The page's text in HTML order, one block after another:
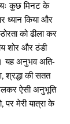
कुछ मिनट के
ध्यान किया और
को ढीला कर
शोर और ठंडी
यह अनुभव अति-
श्रद्धा की सतत
ऐसी अनुभूति
पर मेरी यात्रा के